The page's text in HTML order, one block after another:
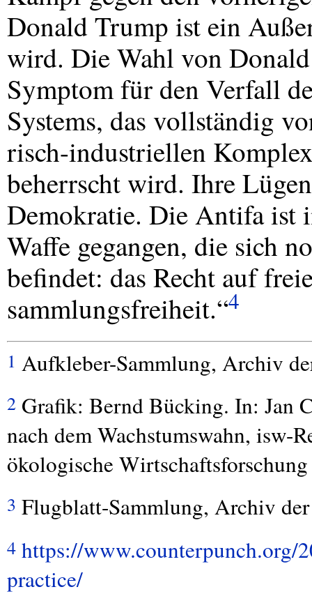
Donald Trump ist ein
wird. Die Wahl von
Symptom für den Verfall
Systems, das vollständig
risch-industriellen
beherrscht wird. Ihre
Demokratie. Die Antifa ist
Waffe gegangen, die sich
befindet: das Recht auf
sammlungsfreiheit.“4
1 Aufkleber-Sammlung, Archiv
2 Grafik: Bernd Bücking. In: Jan
nach dem Wachstumswahn,
ökologische
3 Flugblatt-Sammlung, Archiv
4 https://www.counterpunch.org/
practice/